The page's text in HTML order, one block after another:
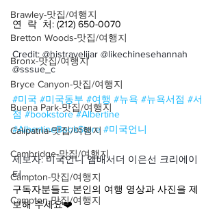
Brawley-맛집/여행지
Bretton Woods-맛집/여행지
Bronx-맛집/여행지
Bryce Canyon-맛집/여행지
Buena Park-맛집/여행지
Calipatria-맛집/여행지
Cambridge-맛집/여행지
Campton-맛집/여행지
Campton-맛집/여행지
연  락  처: (212) 650-0070
Credit: @histravelijar @likechinesehannah
@sssue_c
#미국 #미국동부 #여행 #뉴욕 #뉴욕서점 #서
점 #bookstore #Albertine
#AlbertineBookStore #미국언니
제보자: 미국언니 앰배서더 이은선 크리에이
터
구독자분들도 본인의 여행 영상과 사진을 제
보해 주세요❤️